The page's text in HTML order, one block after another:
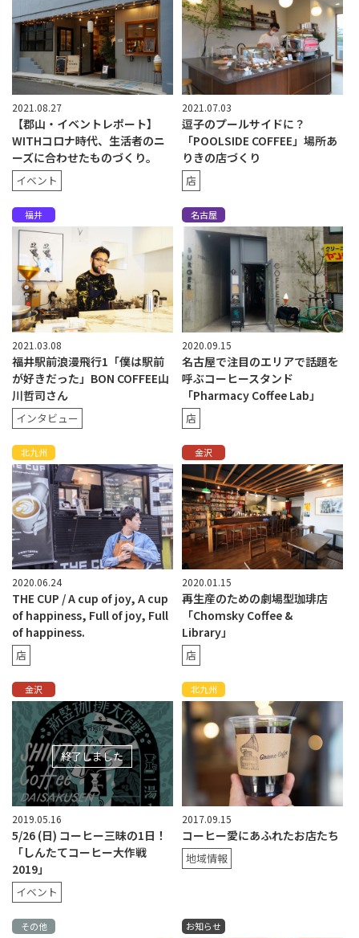
2021.08.27
【郡山・イベントレポート】
WITHコロナ時代、生活者のニ
ーズに合わせたものづくり。
イベント
2021.07.03
逗子のプールサイドに？
「POOLSIDE COFFEE」場所あ
りきの店づくり
店
福井
2021.03.08
福井駅前浪漫飛行1「僕は駅前
が好きだった」BON COFFEE山
川哲司さん
インタビュー
名古屋
2020.09.15
名古屋で注目のエリアで話題を
呼ぶコーヒースタンド
「Pharmacy Coffee Lab」
店
北九州
2020.06.24
THE CUP / A cup of joy, A cup
of happiness, Full of joy, Full
of happiness.
店
金沢
2020.01.15
再生産のための劇場型珈琲店
「Chomsky Coffee &
Library」
店
金沢
終了しました
2019.05.16
5/26 (日) コーヒー三昧の1日！
「しんたてコーヒー大作戦
2019」
イベント
北九州
2017.09.15
コーヒー愛にあふれたお店たち
地域情報
その他 お知らせ